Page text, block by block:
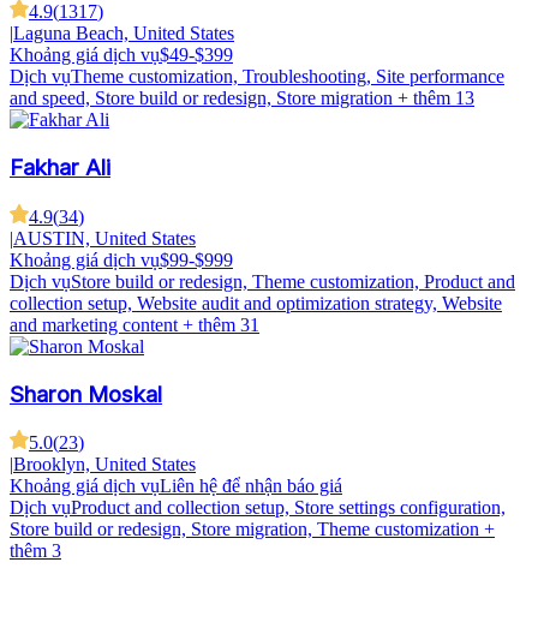
4.9(1317)
|Laguna Beach, United States
Khoảng giá dịch vụ$49-$399
Dịch vụTheme customization, Troubleshooting, Site performance
and speed, Store build or redesign, Store migration + thêm 13
Fakhar Ali
4.9(34)
|AUSTIN, United States
Khoảng giá dịch vụ$99-$999
Dịch vụStore build or redesign, Theme customization, Product and
collection setup, Website audit and optimization strategy, Website
and marketing content + thêm 31
Sharon Moskal
5.0(23)
|Brooklyn, United States
Khoảng giá dịch vụLiên hệ để nhận báo giá
Dịch vụProduct and collection setup, Store settings configuration,
Store build or redesign, Store migration, Theme customization +
thêm 3